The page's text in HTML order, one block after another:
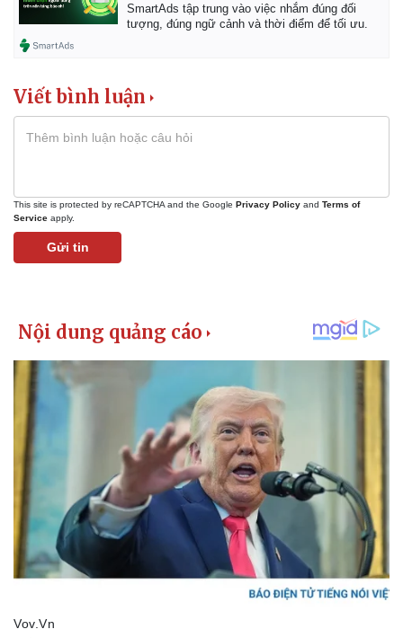
Thể thao
Lịch thi đấu bóng đá
Thế giới thể thao
eSports
Hậu trường
Ô tô - Xe máy
Ô tô
Xe máy
Tư vấn
SmartAds tập trung vào việc nhắm đúng đối
tượng, đúng ngữ cảnh và thời điểm để tối ưu.
Viết bình luận
This site is protected by reCAPTCHA and the Google Privacy Policy and Terms of
Service apply.
Gửi tin